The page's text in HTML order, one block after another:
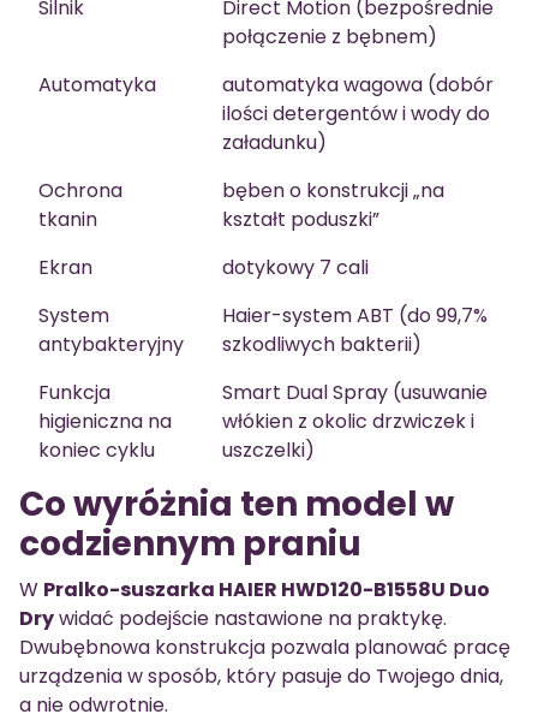
Silnik
Direct Motion (bezpośrednie
połączenie z bębnem)
Automatyka
automatyka wagowa (dobór
ilości detergentów i wody do
załadunku)
Ochrona
tkanin
bęben o konstrukcji „na
kształt poduszki”
Ekran
dotykowy 7 cali
System
antybakteryjny
Haier-system ABT (do 99,7%
szkodliwych bakterii)
Funkcja
higieniczna na
koniec cyklu
Smart Dual Spray (usuwanie
włókien z okolic drzwiczek i
uszczelki)
Co wyróżnia ten model w
codziennym praniu
W Pralko-suszarka HAIER HWD120-B1558U Duo
Drywidać podejście nastawione na praktykę.
Dwubębnowa konstrukcja pozwala planować pracę
urządzenia w sposób, który pasuje do Twojego dnia,
a nie odwrotnie.